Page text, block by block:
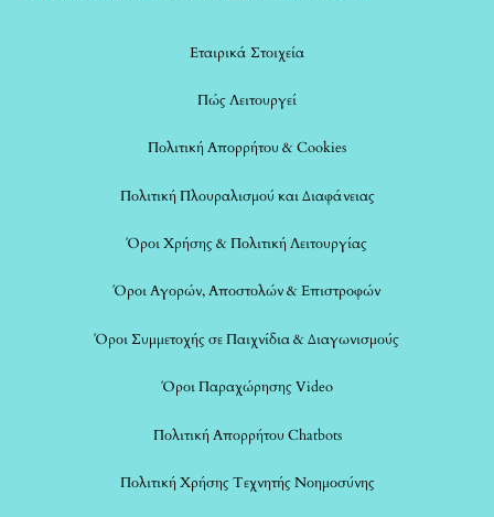
Εταιρικά Στοιχεία
Πώς Λειτουργεί
Πολιτική Απορρήτου & Cookies
Πολιτική Πλουραλισμού και Διαφάνειας
Όροι Χρήσης & Πολιτική Λειτουργίας
Όροι Αγορών, Αποστολών & Επιστροφών
Όροι Συμμετοχής σε Παιχνίδια & Διαγωνισμούς
Όροι Παραχώρησης Video
Πολιτική Απορρήτου Chatbots
Πολιτική Χρήσης Τεχνητής Νοημοσύνης